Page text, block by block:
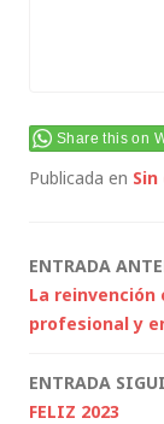
Share this on
Publicada en
de
ENTRADA
La reinvención
profesional y
ENTRADA
FELIZ 2023